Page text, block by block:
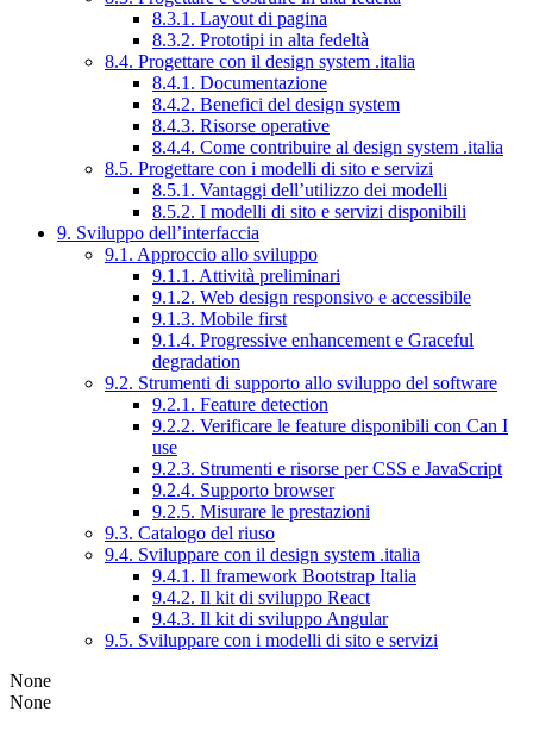
8.3.1. Layout di pagina
8.3.2. Prototipi in alta fedeltà
8.4. Progettare con il design system .italia
8.4.1. Documentazione
8.4.2. Benefici del design system
8.4.3. Risorse operative
8.4.4. Come contribuire al design system .italia
8.5. Progettare con i modelli di sito e servizi
8.5.1. Vantaggi dell’utilizzo dei modelli
8.5.2. I modelli di sito e servizi disponibili
9. Sviluppo dell’interfaccia
9.1. Approccio allo sviluppo
9.1.1. Attività preliminari
9.1.2. Web design responsivo e accessibile
9.1.3. Mobile first
9.1.4. Progressive enhancement e Graceful
degradation
9.2. Strumenti di supporto allo sviluppo del software
9.2.1. Feature detection
9.2.2. Verificare le feature disponibili con Can I
use
9.2.3. Strumenti e risorse per CSS e JavaScript
9.2.4. Supporto browser
9.2.5. Misurare le prestazioni
9.3. Catalogo del riuso
9.4. Sviluppare con il design system .italia
9.4.1. Il framework Bootstrap Italia
9.4.2. Il kit di sviluppo React
9.4.3. Il kit di sviluppo Angular
9.5. Sviluppare con i modelli di sito e servizi
None
None